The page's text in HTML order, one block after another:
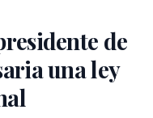
de
una ley